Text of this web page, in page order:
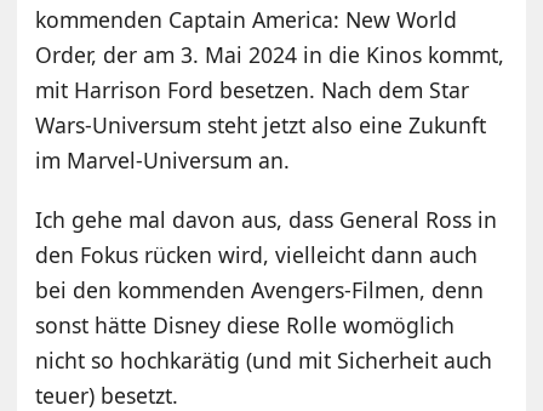
kommenden Captain America: New World
Order, der am 3. Mai 2024 in die Kinos kommt,
mit Harrison Ford besetzen. Nach dem Star
Wars-Universum steht jetzt also eine Zukunft
im Marvel-Universum an.
Ich gehe mal davon aus, dass General Ross in
den Fokus rücken wird, vielleicht dann auch
bei den kommenden Avengers-Filmen, denn
sonst hätte Disney diese Rolle womöglich
nicht so hochkarätig (und mit Sicherheit auch
teuer) besetzt.